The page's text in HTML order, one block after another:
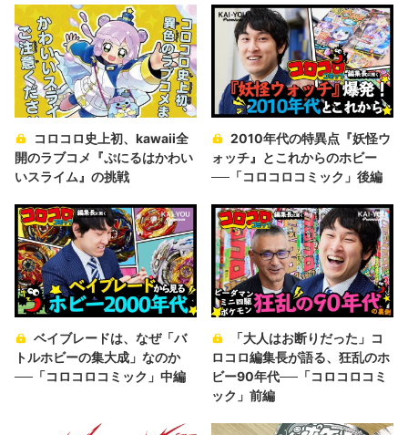
コロコロ史上初、kawaii全
開のラブコメ『ぷにるはかわい
いスライム』の挑戦
2010年代の特異点『妖怪ウ
ォッチ』とこれからのホビー
──「コロコロコミック」後編
ベイブレードは、なぜ「バ
トルホビーの集大成」なのか
──「コロコロコミック」中編
「大人はお断りだった」コ
ロコロ編集長が語る、狂乱のホ
ビー90年代──「コロコロコミ
ック」前編